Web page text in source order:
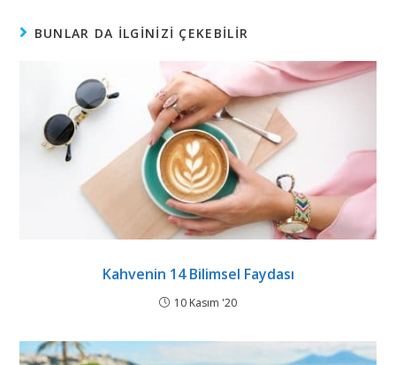
BUNLAR DA ILGINIZI ÇEKEBILIR
Kahvenin 14 Bilimsel Faydası
10 Kasım '20